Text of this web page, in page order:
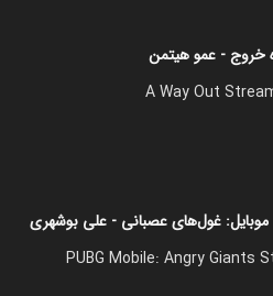
خروج - عمو هیتمن
A Way Out
موبایل: غول‌های عصبانی - علی بوشهری
PUBG Mobile: Angry Giants